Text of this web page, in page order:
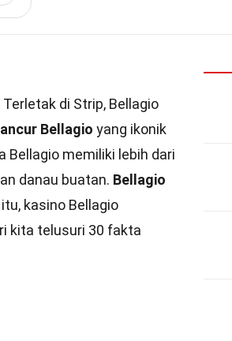
di Strip, Bellagio
Bellagio yang ikonik
Bellagio memiliki lebih dari
danau buatan. Bellagio
kasino Bellagio
kita telusuri 30 fakta